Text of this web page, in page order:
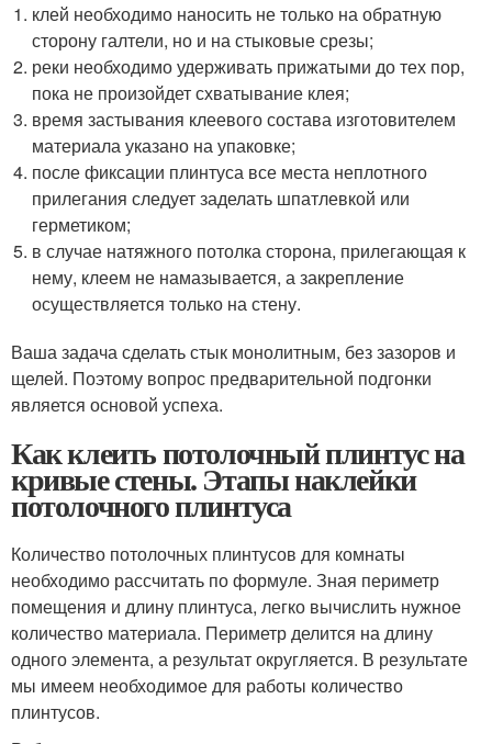
клей необходимо наносить не только на обратную
сторону галтели, но и на стыковые срезы;
реки необходимо удерживать прижатыми до тех пор,
пока не произойдет схватывание клея;
время застывания клеевого состава изготовителем
материала указано на упаковке;
после фиксации плинтуса все места неплотного
прилегания следует заделать шпатлевкой или
герметиком;
в случае натяжного потолка сторона, прилегающая к
нему, клеем не намазывается, а закрепление
осуществляется только на стену.
Ваша задача сделать стык монолитным, без зазоров и
щелей. Поэтому вопрос предварительной подгонки
является основой успеха.
Как клеить потолочный плинтус на
кривые стены. Этапы наклейки
потолочного плинтуса
Количество потолочных плинтусов для комнаты
необходимо рассчитать по формуле. Зная периметр
помещения и длину плинтуса, легко вычислить нужное
количество материала. Периметр делится на длину
одного элемента, а результат округляется. В результате
мы имеем необходимое для работы количество
плинтусов.